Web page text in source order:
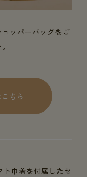
ッパーバッグをご
ちら
ト巾着を付属したセ